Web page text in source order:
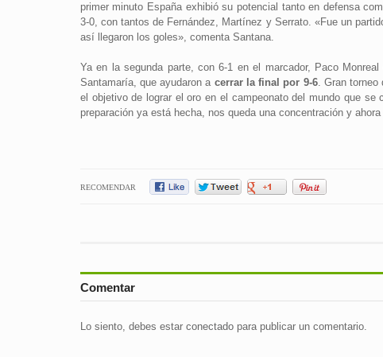
primer minuto España exhibió su potencial tanto en defensa
3-0, con tantos de Fernández, Martínez y Serrato. «Fue un
así llegaron los goles», comenta Santana.
Ya en la segunda parte, con 6-1 en el marcador, Paco
Santamaría, que ayudaron a cerrar la final por 9-6. Gran torneo
el objetivo de lograr el oro en el campeonato del mundo que
preparación ya está hecha, nos queda una concentración y
RECOMENDAR
Comentar
Lo siento, debes estar conectadopara publicar un comentario.